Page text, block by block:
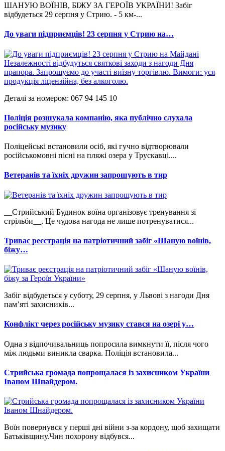
ШАНУЮ ВОЇНІВ, БІЖУ ЗА ГЕРОЇВ УКРАЇНИ! Забіг
відбудеться 29 серпня у Стрию. - 5 км-...
До уваги підприємців! 23 серпня у Стрию на…
Деталі за номером: 067 94 145 10
Поліція розшукала компанію, яка публічно слухала
російську музику
Поліцейські встановили осіб, які гучно відтворювали
російськомовні пісні на пляжі озера у Трускавці....
Ветеранів та їхніх дружин запрошують в тир
__Стрийський Будинок воїна організовує тренування зі
стрільби__. Це чудова нагода не лише потренуватися...
Триває реєстрація на патріотичний забіг «Шаную воїнів,
біжу…
Забіг відбудеться у суботу, 29 серпня, у Львові з нагоди Дня
пам’яті захисників...
Конфлікт через російську музику стався на озері у…
Одна з відпочивальниць попросила вимкнути її, після чого
між людьми виникла сварка. Поліція встановила...
Стрийська громада попрощалася із захисником України
Іваном Шнайдером.
Воїн повернувся у перші дні війни з-за кордону, щоб захищати
Батьківщину.Чин похорону відбувся...